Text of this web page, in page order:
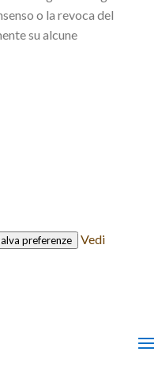
o la revoca del
su alcune
preferenze
Vedi